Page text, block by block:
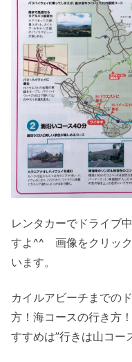
レンタカーでドライブ
すよ^^ 画像をクリッ
います。
カイルアビーチまでの
方！海コースの行き方
すすめは”行きは山コー